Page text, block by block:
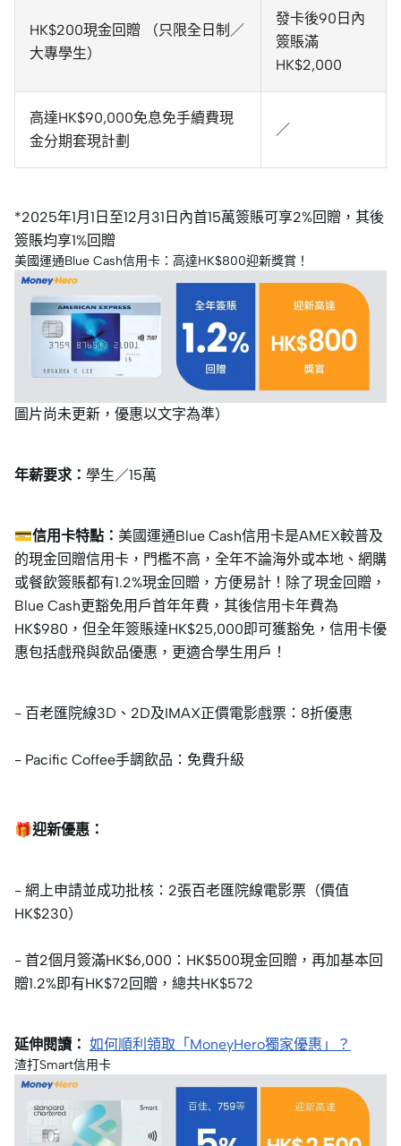
HK$200現金回贈 （只限全日制／
大專學生）
發卡後90日內
簽賬滿
HK$2,000
高達HK$90,000免息免手續費現
金分期套現計劃
／
*2025年1月1日至12月31日內首15萬簽賬可享2%回贈，其後
簽賬均享1%回贈
美國運通Blue Cash信用卡：高達HK$800迎新獎賞！
圖片尚未更新，優惠以文字為準）
年薪要求： 學生／15萬
💳信用卡特點： 美國運通Blue Cash信用卡是AMEX較普及
的現金回贈信用卡，門檻不高，全年不論海外或本地、網購
或餐飲簽賬都有1.2%現金回贈，方便易計！除了現金回贈，
Blue Cash更豁免用戶首年年費，其後信用卡年費為
HK$980，但全年簽賬達HK$25,000即可獲豁免，信用卡優
惠包括戲飛與飲品優惠，更適合學生用戶！
- 百老匯院線3D、2D及IMAX正價電影戲票：8折優惠
- Pacific Coffee手調飲品：免費升級
🎁迎新優惠：
- 網上申請並成功批核：2張百老匯院線電影票（價值
HK$230）
- 首2個月簽滿HK$6,000：HK$500現金回贈，再加基本回
贈1.2%即有HK$72回贈，總共HK$572
延伸閱讀： 如何順利領取「MoneyHero獨家優惠」？
渣打Smart信用卡